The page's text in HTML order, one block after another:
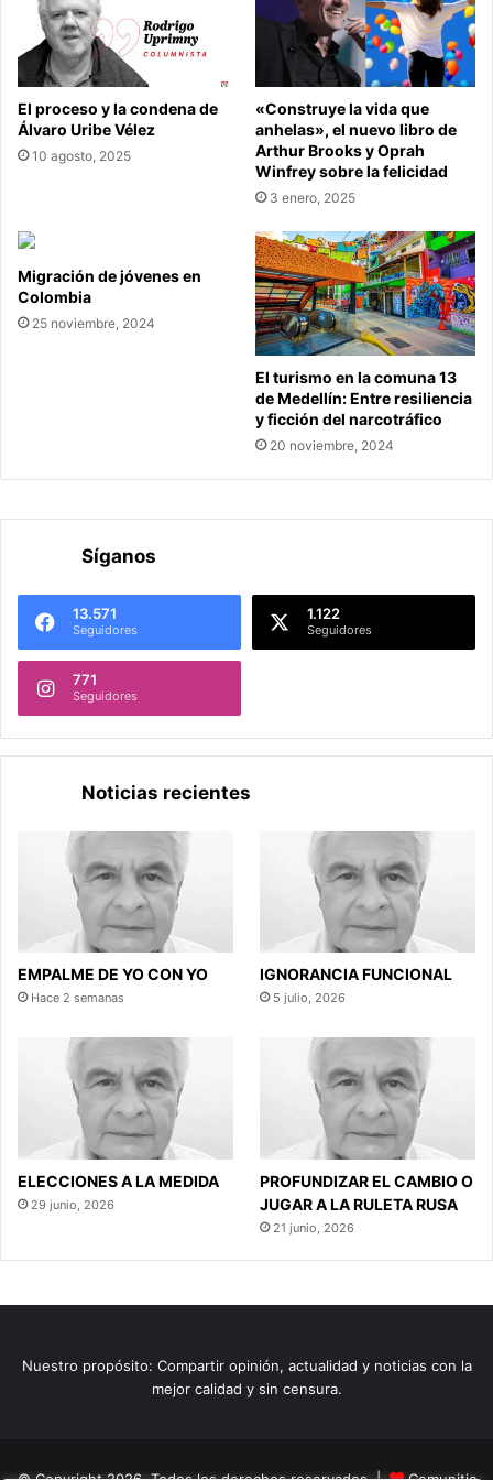
El proceso y la condena de
Álvaro Uribe Vélez
10 agosto, 2025
«Construye la vida que
anhelas», el nuevo libro de
Arthur Brooks y Oprah
Winfrey sobre la felicidad
3 enero, 2025
Migración de jóvenes en
Colombia
25 noviembre, 2024
El turismo en la comuna 13
de Medellín: Entre resiliencia
y ficción del narcotráfico
20 noviembre, 2024
Síganos
13.571
Seguidores
1.122
Seguidores
771
Seguidores
Noticias recientes
EMPALME DE YO CON YO
Hace 2 semanas
IGNORANCIA FUNCIONAL
5 julio, 2026
ELECCIONES A LA MEDIDA
29 junio, 2026
PROFUNDIZAR EL CAMBIO O
JUGAR A LA RULETA RUSA
21 junio, 2026
Nuestro propósito: Compartir opinión, actualidad y noticias con la
mejor calidad y sin censura.